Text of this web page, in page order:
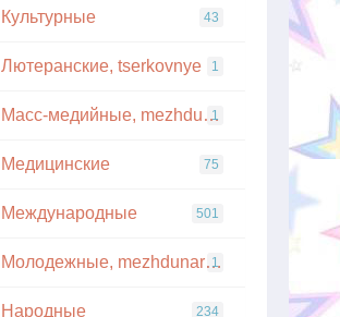
Культурные 43
Лютеранские, tserkovnye 1
Масс-медийные, mezhdunarodnye
1
Медицинские 75
Международные 501
Молодежные, mezhdunarodnye
1
Народные 234